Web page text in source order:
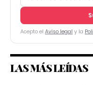
Acepto el Aviso legal y la
LAS MÁS LEÍDAS